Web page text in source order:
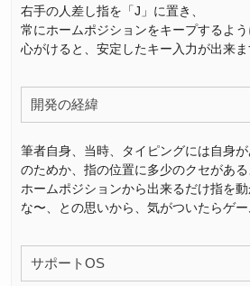
右手の人差し指を「J」に置き、
常にホームポジションをキープするよう
心がけると、安定したキー入力が出来ま
開発の経緯
筆者自身、当時、タイピングには自身
のためか、指の位置に多少のクセがある
ホームポジションから出来るだけ指を
な〜、との思いから、気がついたらゲ
サポートOS